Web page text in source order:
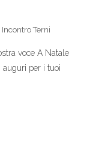
Incontro Terni
voce A Natale
auguri per i tuoi